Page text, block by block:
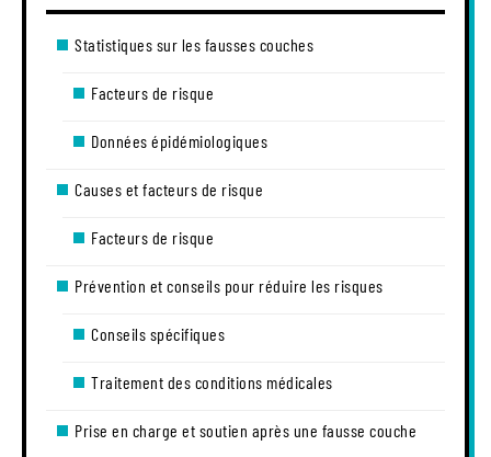
Statistiques sur les fausses couches
Facteurs de risque
Données épidémiologiques
Causes et facteurs de risque
Facteurs de risque
Prévention et conseils pour réduire les risques
Conseils spécifiques
Traitement des conditions médicales
Prise en charge et soutien après une fausse couche